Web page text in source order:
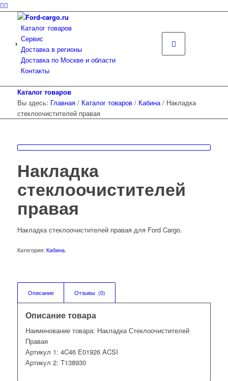
Каталог товаров
Сервис
Доставка в регионы
Доставка по Москве и области
Контакты
Каталог товаров
Вы здесь: Главная / Каталог товаров / Кабина / Накладка
стеклоочистителей правая
Накладка
стеклоочистителей
правая
Накладка стеклоочистителей правая для Ford Cargo.
Категория: Кабина.
Описание Отзывы  (0)
Описание товара
Наименование товара: Накладка Стеклоочистителей
Правая
Артикул 1: 4C46 E01926 ACSI
Артикул 2: T138930